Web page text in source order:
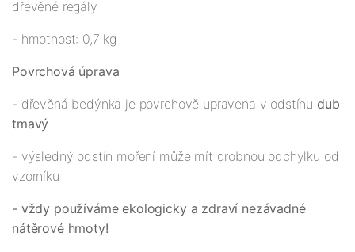
dřevěné regály
- hmotnost: 0,7 kg
Povrchová úprava
- dřevěná bedýnka je povrchově upravena v odstínu dub
tmavý
- výsledný odstín moření může mít drobnou odchylku od
vzorníku
- vždy používáme ekologicky a zdraví nezávadné
nátěrové hmoty!